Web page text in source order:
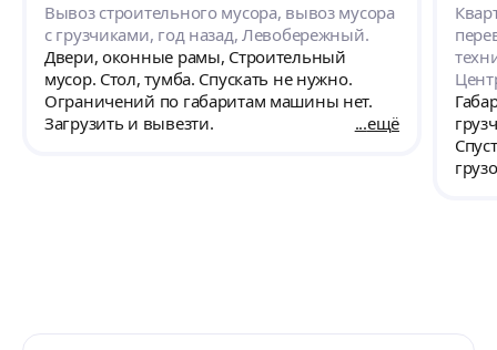
Вывоз строительного мусора, вывоз мусора
с грузчиками, год назад, Левобережный.
Двери, оконные рамы, Строительный
мусор. Стол, тумба. Спускать не нужно.
Ограничений по габаритам машины нет.
Загрузить и вывезти.
ещё